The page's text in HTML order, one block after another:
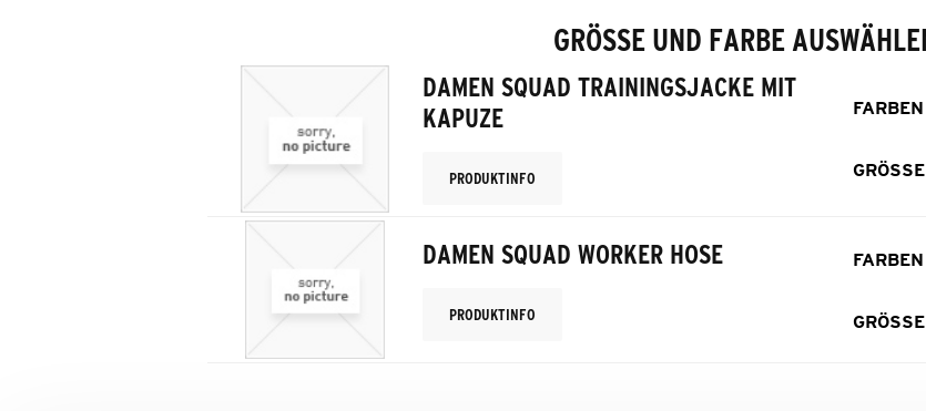
GRÖSSE UND FARBE AUSWÄHLEN
DAMEN SQUAD TRAININGSJACKE MIT
KAPUZE
PRODUKTINFO
FARBEN
GRÖSSE
DAMEN SQUAD WORKER HOSE
PRODUKTINFO
FARBEN
GRÖSSE